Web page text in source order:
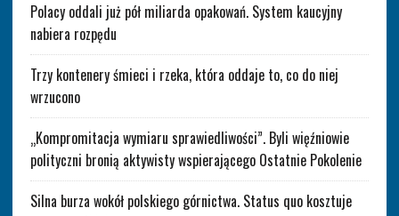
Polacy oddali już pół miliarda opakowań. System kaucyjny
nabiera rozpędu
Trzy kontenery śmieci i rzeka, która oddaje to, co do niej
wrzucono
„Kompromitacja wymiaru sprawiedliwości”. Byli więźniowie
polityczni bronią aktywisty wspierającego Ostatnie Pokolenie
Silna burza wokół polskiego górnictwa. Status quo kosztuje